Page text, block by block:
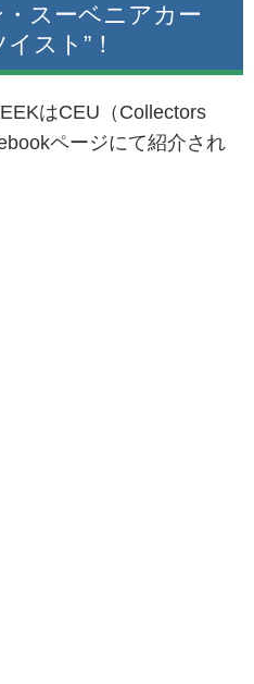
スーベニアカー
スト”！
はCEU（Collectors
ページにて紹介され